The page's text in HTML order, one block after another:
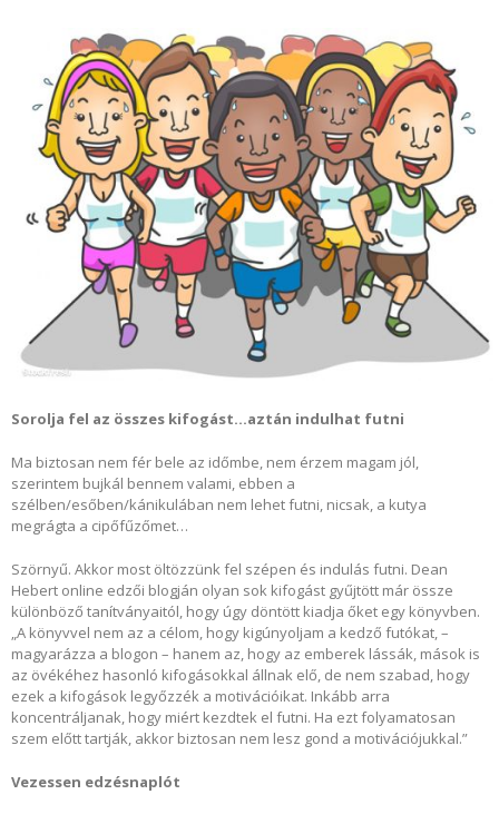
Sorolja fel az összes kifogást…aztán indulhat futni
Ma biztosan nem fér bele az időmbe, nem érzem magam jól,
szerintem bujkál bennem valami, ebben a
szélben/esőben/kánikulában nem lehet futni, nicsak, a kutya
megrágta a cipőfűzőmet…
Szörnyű. Akkor most öltözzünk fel szépen és indulás futni. Dean
Hebert online edzői blogján olyan sok kifogást gyűjtött már össze
különböző tanítványaitól, hogy úgy döntött kiadja őket egy könyvben.
„A könyvvel nem az a célom, hogy kigúnyoljam a kedző futókat, –
magyarázza a blogon – hanem az, hogy az emberek lássák, mások is
az övékéhez hasonló kifogásokkal állnak elő, de nem szabad, hogy
ezek a kifogások legyőzzék a motivációikat. Inkább arra
koncentráljanak, hogy miért kezdtek el futni. Ha ezt folyamatosan
szem előtt tartják, akkor biztosan nem lesz gond a motivációjukkal.”
Vezessen edzésnaplót